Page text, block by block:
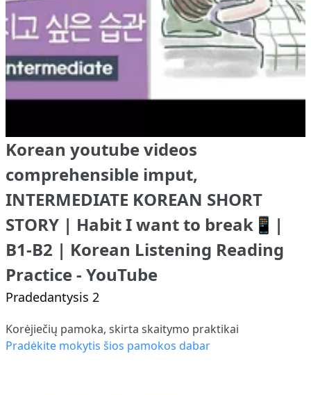
Korean youtube videos
comprehensible imput,
INTERMEDIATE KOREAN SHORT
STORY | Habit I want to break📱|
B1-B2 | Korean Listening Reading
Practice - YouTube
Pradedantysis 2
Korėjiečių pamoka, skirta skaitymo praktikai
Pradėkite mokytis šios pamokos dabar